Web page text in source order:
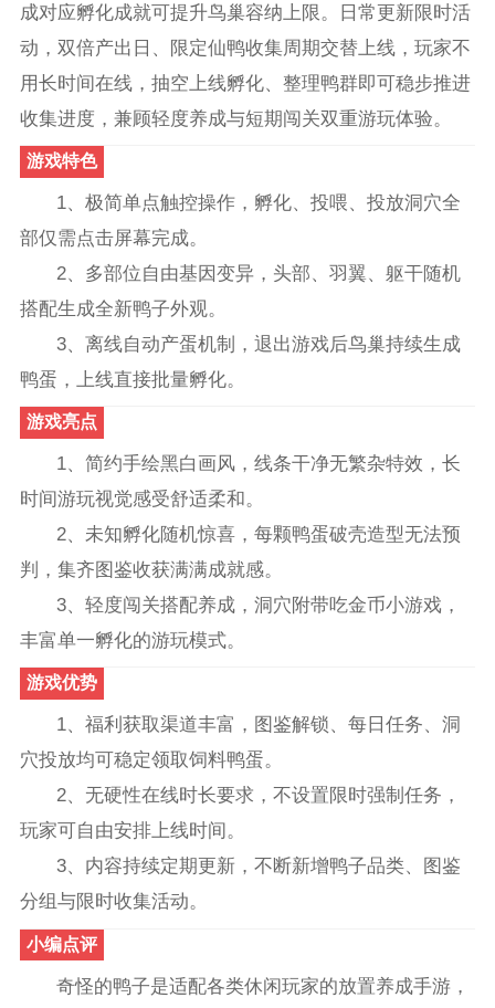
成对应孵化成就可提升鸟巢容纳上限。日常更新限时活
动，双倍产出日、限定仙鸭收集周期交替上线，玩家不
用长时间在线，抽空上线孵化、整理鸭群即可稳步推进
收集进度，兼顾轻度养成与短期闯关双重游玩体验。
游戏特色
1、极简单点触控操作，孵化、投喂、投放洞穴全
部仅需点击屏幕完成。
2、多部位自由基因变异，头部、羽翼、躯干随机
搭配生成全新鸭子外观。
3、离线自动产蛋机制，退出游戏后鸟巢持续生成
鸭蛋，上线直接批量孵化。
游戏亮点
1、简约手绘黑白画风，线条干净无繁杂特效，长
时间游玩视觉感受舒适柔和。
2、未知孵化随机惊喜，每颗鸭蛋破壳造型无法预
判，集齐图鉴收获满满成就感。
3、轻度闯关搭配养成，洞穴附带吃金币小游戏，
丰富单一孵化的游玩模式。
游戏优势
1、福利获取渠道丰富，图鉴解锁、每日任务、洞
穴投放均可稳定领取饲料鸭蛋。
2、无硬性在线时长要求，不设置限时强制任务，
玩家可自由安排上线时间。
3、内容持续定期更新，不断新增鸭子品类、图鉴
分组与限时收集活动。
小编点评
奇怪的鸭子是适配各类休闲玩家的放置养成手游，